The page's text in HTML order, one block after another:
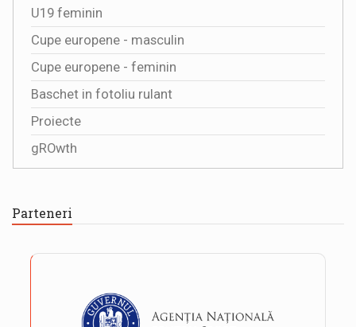
U19 feminin
Cupe europene - masculin
Cupe europene - feminin
Baschet in fotoliu rulant
Proiecte
gROwth
Parteneri